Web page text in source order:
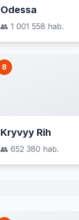
Odessa
👥 1 001 558 hab.
8
Kryvyy Rih
👥 652 380 hab.